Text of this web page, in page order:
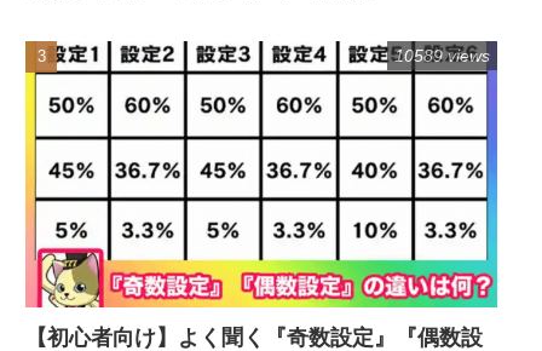
【初心者向け】よく聞く『奇数設定』『偶数設
10589 views